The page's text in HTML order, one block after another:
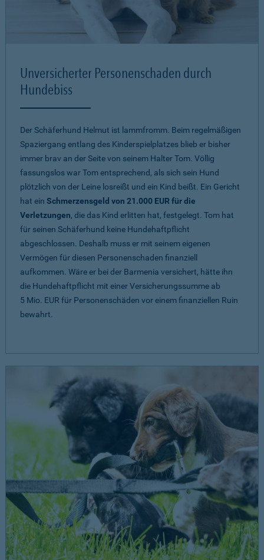
Unversicherter Personenschaden durch
Hundebiss
Der Schäferhund Helmut ist lammfromm. Beim regelmäßigen
Spaziergang entlang des Kinderspielplatzes blieb er bisher
immer brav an der Seite von seinem Halter Tom. Völlig
fassungslos war Tom entsprechend, als sich sein Hund
plötzlich von der Leine losreißt und ein Kind beißt. Ein Gericht
hat ein Schmerzensgeld von 21.000 EUR für die
Verletzungen, die das Kind erlitten hat, festgelegt. Tom hat
für seinen Schäferhund keine Hundehaftpflicht
abgeschlossen. Deshalb muss er mit seinem eigenen
Vermögen für diesen Personenschaden finanziell
aufkommen. Wäre er bei der Barmenia versichert, hätte ihn
die Hundehaftpflicht mit einer Versicherungssumme ab
5 Mio. EUR für Personenschäden vor einem finanziellen Ruin
bewahrt.